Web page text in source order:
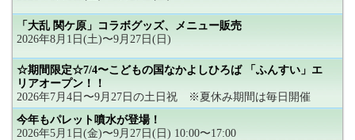
「大乱 関ケ原」コラボグッズ、メニュー販売
2026年8月1日(土)〜9月27日(日)
☆期間限定☆7/4〜こどもの国なかよしひろば 「ふんすい」エ
リアオープン！！
2026年7月4日〜9月27日の土日祝 ※夏休み期間は毎日開催
今年もパレット噴水が登場！
2026年5月1日(金)〜9月27日(日) 10:00〜17:00